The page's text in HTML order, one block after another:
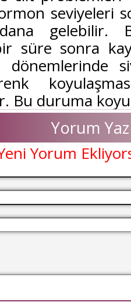
seviyeleri
gelebilir.
süre sonra
Bu duruma koyu
Yorum Yaz
Yorum